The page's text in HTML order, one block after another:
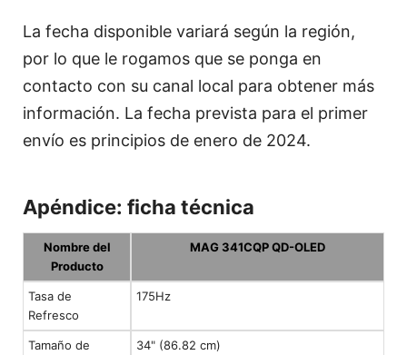
La fecha disponible variará según la región,
por lo que le rogamos que se ponga en
contacto con su canal local para obtener más
información. La fecha prevista para el primer
envío es principios de enero de 2024.
Apéndice: ficha técnica
Nombre del
Producto
MAG 341CQP QD-OLED
Tasa de
Refresco
175Hz
Tamaño de
34" (86.82 cm)